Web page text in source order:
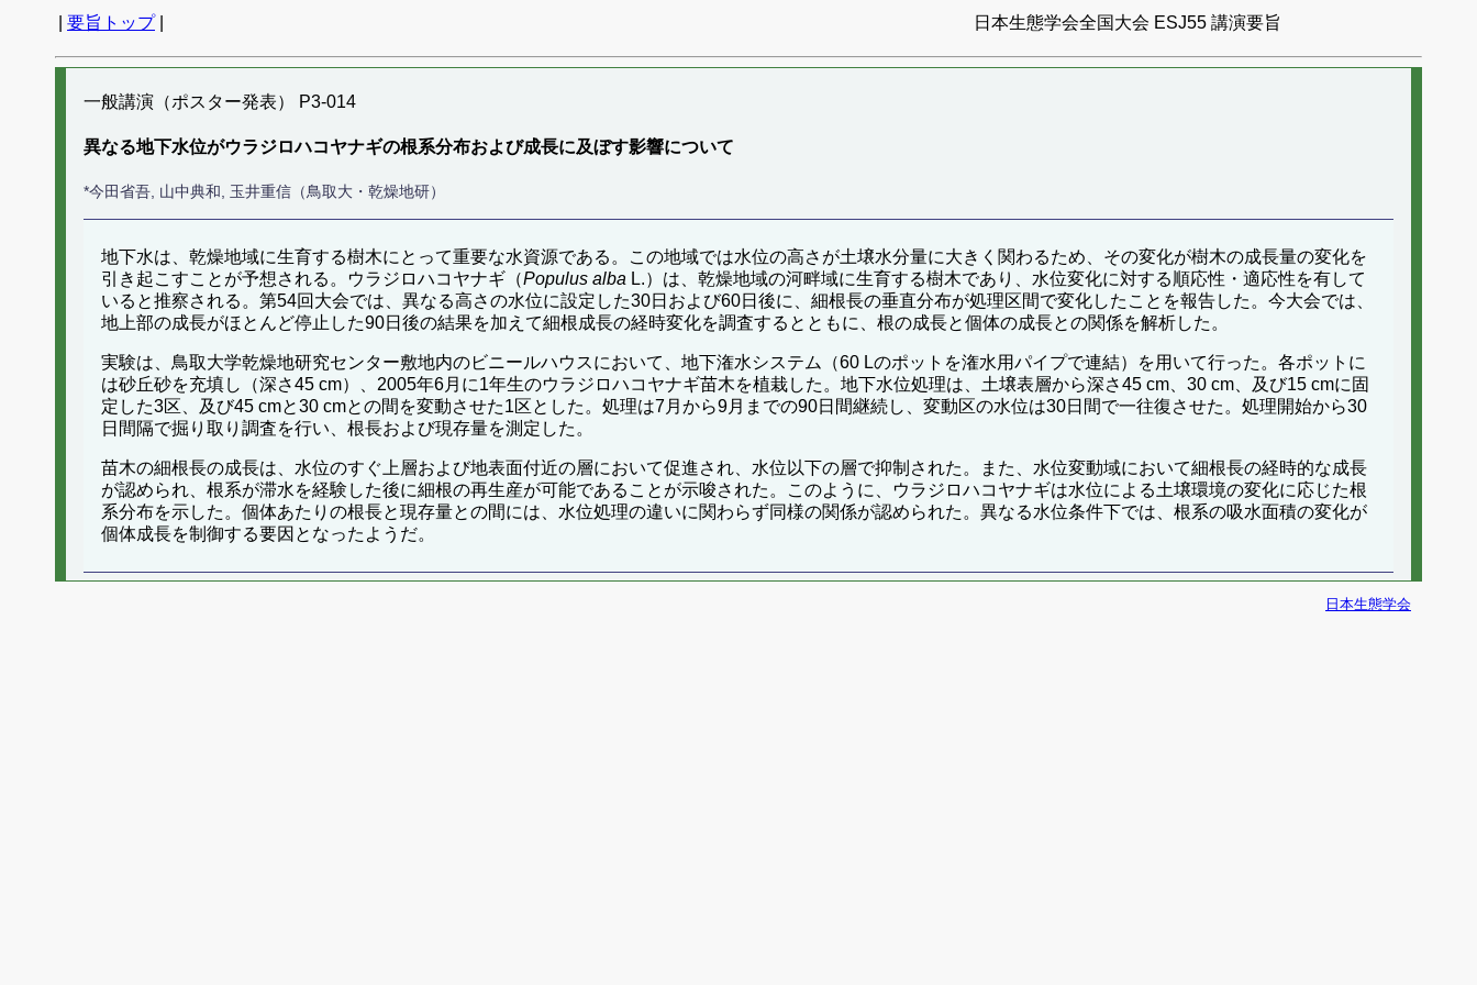
要旨トップ| 日本生態学会全国大会 ESJ55 講演要旨
一般講演（ポスター発表） P3-014
異なる地下水位がウラジロハコヤナギの根系分布および成長に及ぼす影響について
*今田省吾, 山中典和, 玉井重信（鳥取大・乾燥地研）
地下水は、乾燥地域に生育する樹木にとって重要な水資源である。この地域では水位の高さが土壌水分量に大きく関わるため、その変化が樹木の成長量の変化を
引き起こすことが予想される。ウラジロハコヤナギ（Populus alba L.）は、乾燥地域の河畔域に生育する樹木であり、水位変化に対する順応性・適応性を有して
いると推察される。第54回大会では、異なる高さの水位に設定した30日および60日後に、細根長の垂直分布が処理区間で変化したことを報告した。今大会では、
地上部の成長がほとんど停止した90日後の結果を加えて細根成長の経時変化を調査するとともに、根の成長と個体の成長との関係を解析した。
実験は、鳥取大学乾燥地研究センター敷地内のビニールハウスにおいて、地下潅水システム（60 Lのポットを潅水用パイプで連結）を用いて行った。各ポットに
は砂丘砂を充填し（深さ45 cm）、2005年6月に1年生のウラジロハコヤナギ苗木を植栽した。地下水位処理は、土壌表層から深さ45 cm、30 cm、及び15 cmに固
定した3区、及び45 cmと30 cmとの間を変動させた1区とした。処理は7月から9月までの90日間継続し、変動区の水位は30日間で一往復させた。処理開始から30
日間隔で掘り取り調査を行い、根長および現存量を測定した。
苗木の細根長の成長は、水位のすぐ上層および地表面付近の層において促進され、水位以下の層で抑制された。また、水位変動域において細根長の経時的な成長
が認められ、根系が滞水を経験した後に細根の再生産が可能であることが示唆された。このように、ウラジロハコヤナギは水位による土壌環境の変化に応じた根
系分布を示した。個体あたりの根長と現存量との間には、水位処理の違いに関わらず同様の関係が認められた。異なる水位条件下では、根系の吸水面積の変化が
個体成長を制御する要因となったようだ。
日本生態学会